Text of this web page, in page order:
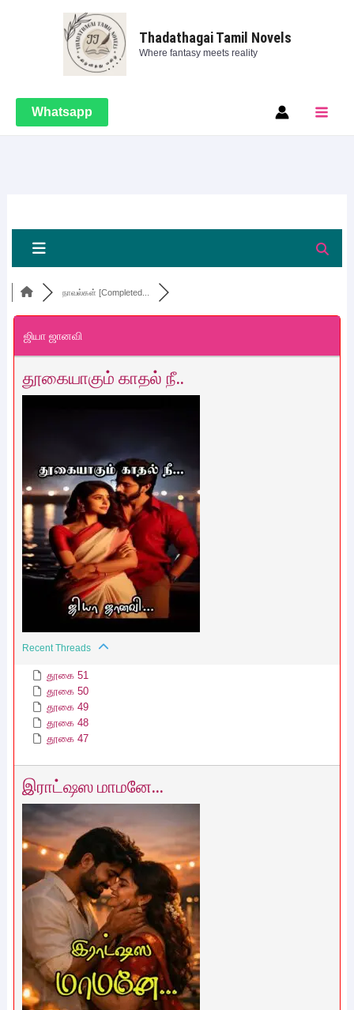
Thadathagai Tamil Novels
Where fantasy meets reality
Whatsapp
நாவல்கள் [Completed...
ஜியா ஜானவி
தூகையாகும் காதல் நீ..
Recent Threads
தூகை 51
தூகை 50
தூகை 49
தூகை 48
தூகை 47
இராட்ஷஸ மாமனே...